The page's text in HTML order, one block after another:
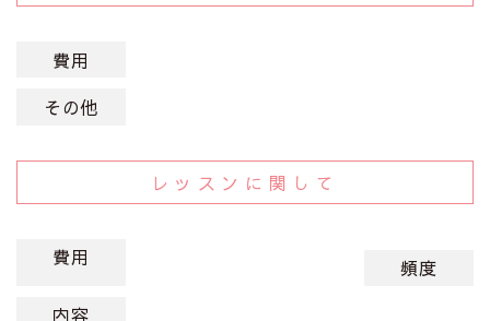
費用
その他
レッスンに関して
費用
頻度
内容